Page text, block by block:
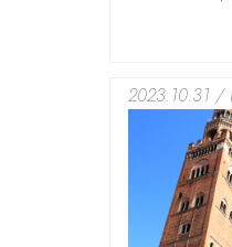
2023.10.31 /